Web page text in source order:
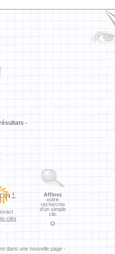
-
clés
Affinez
votre
recherche
d'un simple
clic
dans une nouvelle page -